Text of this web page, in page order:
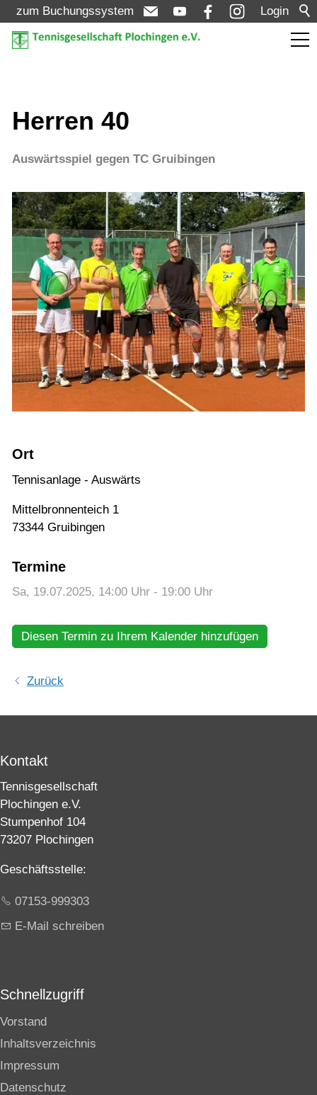
Login
zum Buchungssystem
Turniere
Mannschaften
Jugend
Training
Gaststätte
Herren 40
Auswärtsspiel gegen TC Gruibingen
Ort
Tennisanlage - Auswärts
Mittelbronnenteich 1
73344 Gruibingen
Termine
Sa, 19.07.2025, 14:00 Uhr - 19:00 Uhr
Diesen Termin zu Ihrem Kalender hinzufügen
Zurück
Kontakt
Tennisgesellschaft
Plochingen e.V.
Stumpenhof 104
73207 Plochingen
Geschäftsstelle:
07153-999303
E-Mail schreiben
Schnellzugriff
Vorstand
Inhaltsverzeichnis
Impressum
Datenschutz